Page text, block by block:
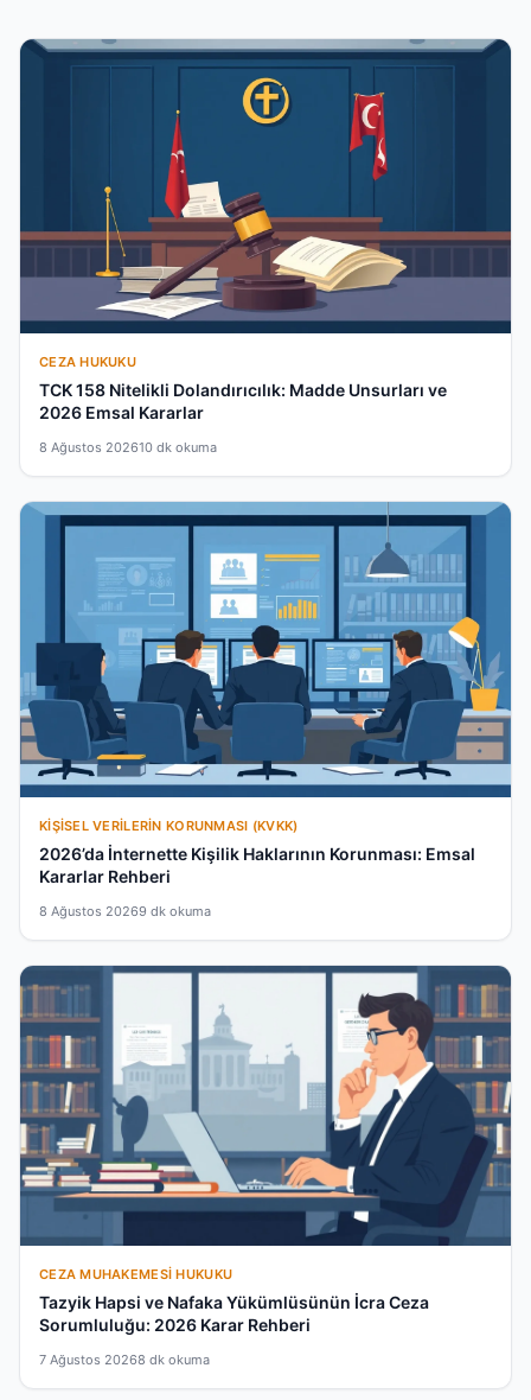
CEZA HUKUKU
TCK 158 Nitelikli Dolandırıcılık: Madde Unsurları ve
2026 Emsal Kararlar
8 Ağustos 202610 dk okuma
KIŞISEL VERILERIN KORUNMASI (KVKK)
2026’da İnternette Kişilik Haklarının Korunması: Emsal
Kararlar Rehberi
8 Ağustos 20269 dk okuma
CEZA MUHAKEMESI HUKUKU
Tazyik Hapsi ve Nafaka Yükümlüsünün İcra Ceza
Sorumluluğu: 2026 Karar Rehberi
7 Ağustos 20268 dk okuma